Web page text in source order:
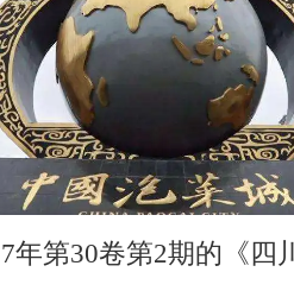
年第30卷第2期的《四